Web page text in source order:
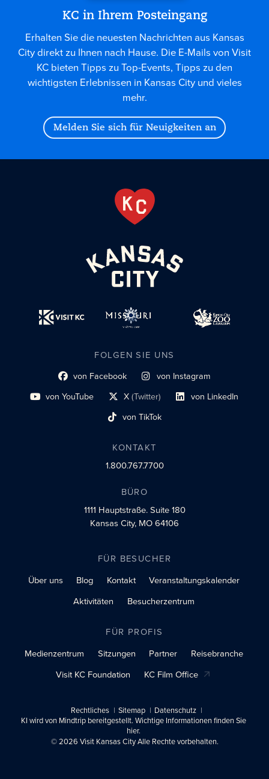
KC in Ihrem Posteingang
Erhalten Sie die neuesten Nachrichten aus Kansas
City direkt zu Ihnen nach Hause. Die E-Mails von Visit
KC bieten Tipps zu Top-Events, Tipps zu den
wichtigsten Erlebnissen in Kansas City und vieles
mehr.
Melden Sie sich für Neuigkeiten an
FOLGEN SIE UNS
Link zum sozialen Profil
von Facebook Link zum sozialen Profil
von Instagram
Link zum sozialen Profil
von YouTube X(Twitter)
Social-Profil-Link Link zum sozialen Profil
von LinkedIn
Link zum sozialen Profil
von TikTok
KONTAKT
1.800.767.7700
BÜRO
1111 Hauptstraße.Suite 180
Kansas City, MO 64106
FÜR BESUCHER
Über uns
Blog Kontakt
Veranstaltungskalender
Aktivitäten
Besucherzentrum
FÜR PROFIS
Medienzentrum
Sitzungen Partner
Reisebranche
Visit KC Foundation
KC Film Office
Rechtliches Sitemap
Datenschutz
KI wird von Mindtrip bereitgestellt. Wichtige Informationen finden Sie
hier.
© 2026 Visit Kansas City Alle Rechte vorbehalten.